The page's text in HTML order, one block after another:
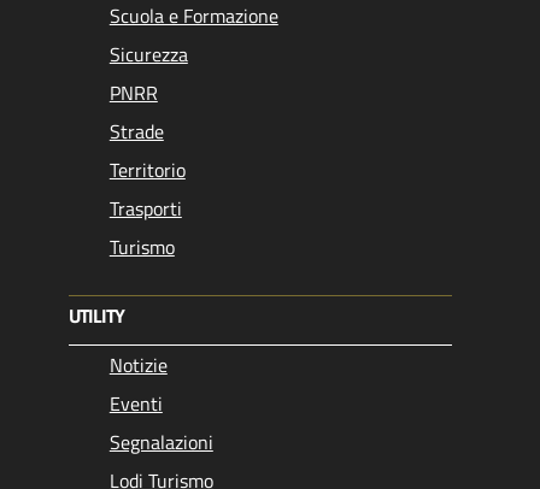
Scuola e Formazione
Sicurezza
PNRR
Strade
Territorio
Trasporti
Turismo
UTILITY
Notizie
Eventi
Segnalazioni
Lodi Turismo